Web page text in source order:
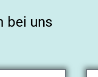
bei uns